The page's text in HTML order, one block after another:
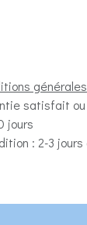
générales
satisfait
jours
: 2-3 jours